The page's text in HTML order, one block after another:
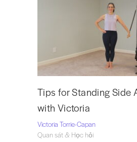
Tips for Standing Side
with Victoria
Victoria Torrie-Capan
Quan sát & Học hỏi